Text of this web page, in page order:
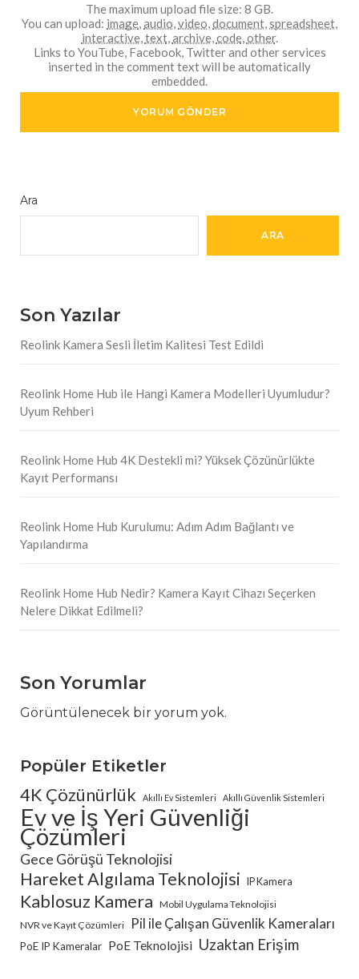
The maximum upload file size: 8 GB.
You can upload: image,audio,video,document,spreadsheet,
interactive,text,archive,code,other.
Links to YouTube, Facebook, Twitter and other services
inserted in the comment text will be automatically
embedded.
Ara
ARA
Son Yazılar
Reolink Kamera Sesli İletim Kalitesi Test Edildi
Reolink Home Hub ile Hangi Kamera Modelleri Uyumludur?
Uyum Rehberi
Reolink Home Hub 4K Destekli mi? Yüksek Çözünürlükte
Kayıt Performansı
Reolink Home Hub Kurulumu: Adım Adım Bağlantı ve
Yapılandırma
Reolink Home Hub Nedir? Kamera Kayıt Cihazı Seçerken
Nelere Dikkat Edilmeli?
Son Yorumlar
Görüntülenecek bir yorum yok.
Popüler Etiketler
4K Çözünürlük Akıllı Ev Sistemleri Akıllı Güvenlik Sistemleri
Ev ve İş Yeri Güvenliği
Çözümleri
Gece Görüşü Teknolojisi
Hareket Algılama Teknolojisi IP Kamera
Kablosuz Kamera Mobil Uygulama Teknolojisi
NVR ve Kayıt Çözümleri
Pil ile Çalışan Güvenlik Kameraları
PoE IP Kameralar PoE Teknolojisi Uzaktan Erişim